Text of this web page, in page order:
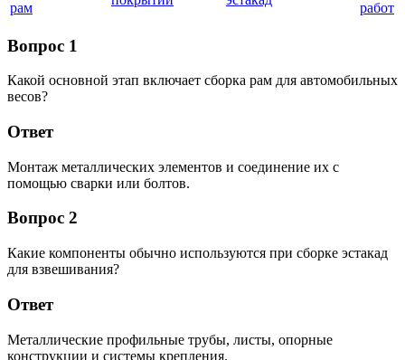
рам работ
Вопрос 1
Какой основной этап включает сборка рам для автомобильных
весов?
Ответ
Монтаж металлических элементов и соединение их с
помощью сварки или болтов.
Вопрос 2
Какие компоненты обычно используются при сборке эстакад
для взвешивания?
Ответ
Металлические профильные трубы, листы, опорные
конструкции и системы крепления.